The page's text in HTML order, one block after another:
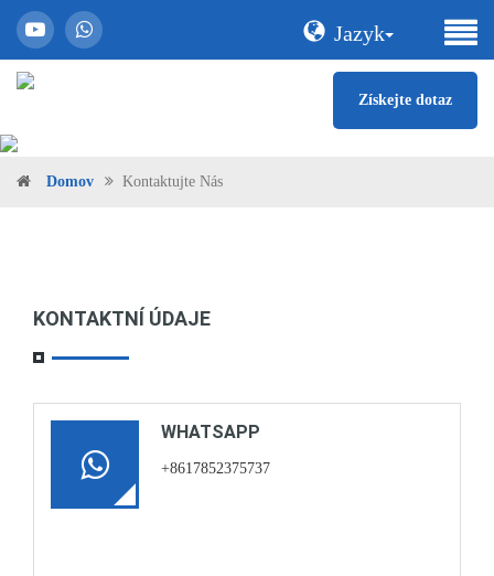
Jazyk
Získejte dotaz
Domov Kontaktujte Nás
KONTAKTNÍ ÚDAJE
WHATSAPP
+8617852375737